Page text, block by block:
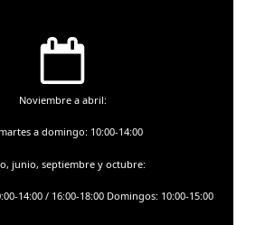
Noviembre a abril:
a domingo: 10:00-14:00
junio, septiembre y octubre:
14:00 / 16:00-18:00 Domingos: 10:00-15:00